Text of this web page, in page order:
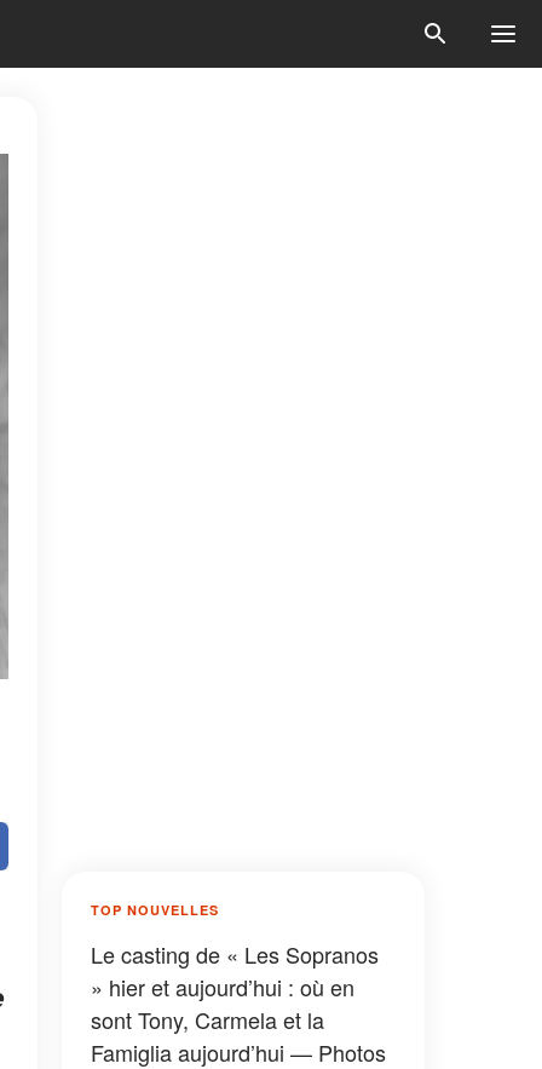
TOP NOUVELLES
Le casting de « Les Sopranos
» hier et aujourd’hui : où en
sont Tony, Carmela et la
Famiglia aujourd’hui — Photos